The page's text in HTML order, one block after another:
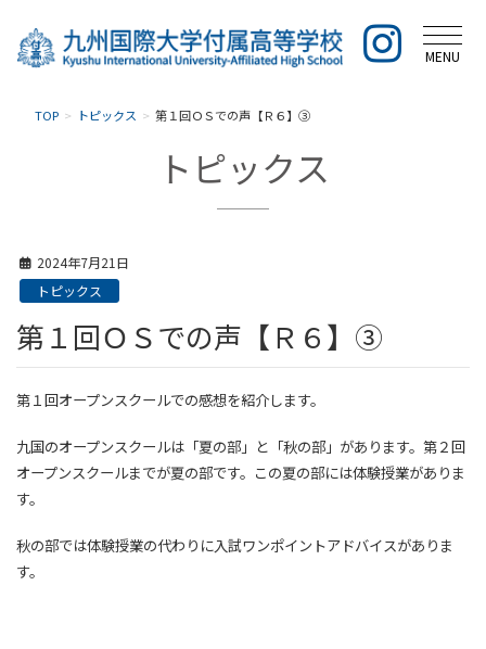
MENU
TOP トピックス 第１回ＯＳでの声【Ｒ６】③
トピックス
2024年7月21日
トピックス
第１回ＯＳでの声【Ｒ６】③
第１回オープンスクールでの感想を紹介します。
九国のオープンスクールは「夏の部」と「秋の部」があります。第２回
オープンスクールまでが夏の部です。この夏の部には体験授業がありま
す。
秋の部では体験授業の代わりに入試ワンポイントアドバイスがありま
す。